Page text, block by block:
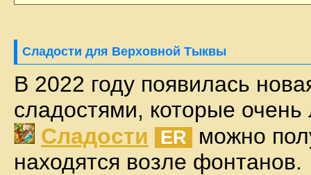
Сладости для Верховной Тыквы
В 2022 году появилась
сладостями, которые
Сладости
ER
можно
находятся возле фонтанов.